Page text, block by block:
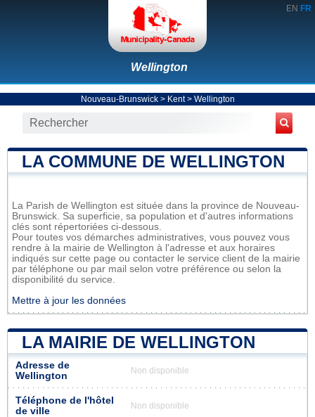
EN FR
Wellington
Nouveau-Brunswick> Kent> Wellington
LA COMMUNE DE WELLINGTON
La Parish de Wellington est située dans la province de Nouveau-
Brunswick. Sa superficie, sa population et d'autres informations
clés sont répertoriées ci-dessous.
Pour toutes vos démarches administratives, vous pouvez vous
rendre à la mairie de Wellington à l'adresse et aux horaires
indiqués sur cette page ou contacter le service client de la mairie
par téléphone ou par mail selon votre préférence ou selon la
disponibilité du service.
Mettre à jour les données
LA MAIRIE DE WELLINGTON
Adresse de
Wellington
Non disponible
Téléphone de l'hôtel
de ville
Non disponible